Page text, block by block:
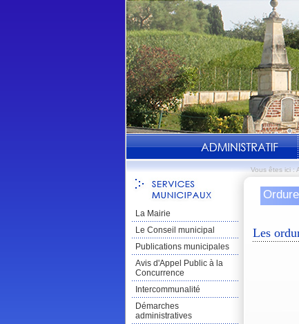
Vous êtes ici :
La Mairie
Le Conseil municipal
Publications municipales
Avis d'Appel Public à la
Concurrence
Intercommunalité
Démarches
administratives
Les